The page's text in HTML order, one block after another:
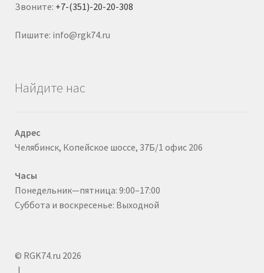
Звоните: +7-(351)-20-20-308
Пишите: info@rgk74.ru
Найдите нас
Адрес
Челябинск, Копейское шоссе, 37Б/1 офис 206
Часы
Понедельник—пятница: 9:00–17:00
Суббота и воскресенье: Выходной
© RGK74.ru 2026